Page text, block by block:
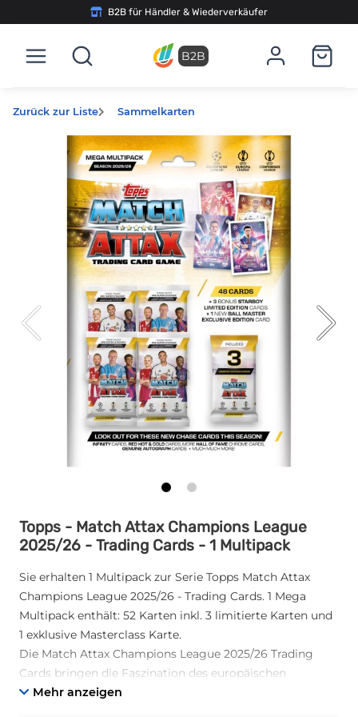
B2B für Händler & Wiederverkäufer
B2B
Zurück zur Liste Sammelkarten
Topps - Match Attax Champions League
2025/26 - Trading Cards - 1 Multipack
Sie erhalten 1 Multipack zur Serie Topps Match Attax
Champions League 2025/26 - Trading Cards. 1 Mega
Multipack enthält: 52 Karten inkl. 3 limitierte Karten und
1 exklusive Masterclass Karte.
Die Match Attax Champions League 2025/26 Trading
Cards bringen die Faszination des europäischen
Spitzenfußballs direkt in deine Hände! Mit dieser offiziell
Mehr anzeigen